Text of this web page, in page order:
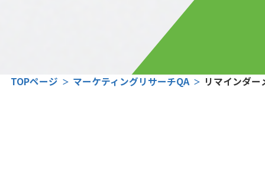
TOPページ マーケティングリサーチQA リマインダ